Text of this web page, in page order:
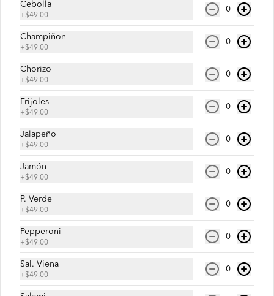
Pepsi 600 ml
$35.00
Conócenos
Escríbenos
Cebolla
+$49.00
0
Champiñon
+$49.00
0
Chorizo
+$49.00
0
Frijoles
+$49.00
0
Jalapeño
+$49.00
0
Jamón
+$49.00
0
P. Verde
+$49.00
0
Pepperoni
+$49.00
0
Sal. Viena
+$49.00
0